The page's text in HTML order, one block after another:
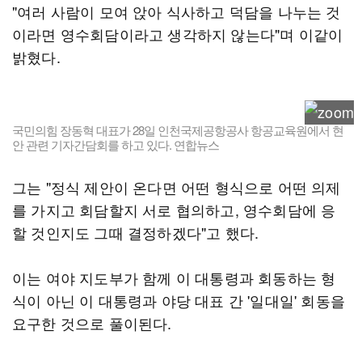
"여러 사람이 모여 앉아 식사하고 덕담을 나누는 것
이라면 영수회담이라고 생각하지 않는다"며 이같이
밝혔다.
국민의힘 장동혁 대표가 28일 인천국제공항공사 항공교육원에서 현
안 관련 기자간담회를 하고 있다. 연합뉴스
그는 "정식 제안이 온다면 어떤 형식으로 어떤 의제
를 가지고 회담할지 서로 협의하고, 영수회담에 응
할 것인지도 그때 결정하겠다"고 했다.
이는 여야 지도부가 함께 이 대통령과 회동하는 형
식이 아닌 이 대통령과 야당 대표 간 '일대일' 회동을
요구한 것으로 풀이된다.